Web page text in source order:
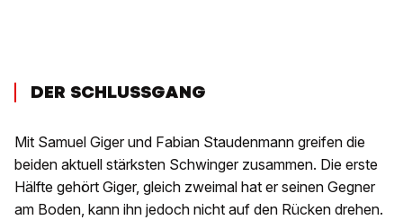
DER SCHLUSSGANG
Mit Samuel Giger und Fabian Staudenmann greifen die
beiden aktuell stärksten Schwinger zusammen. Die erste
Hälfte gehört Giger, gleich zweimal hat er seinen Gegner
am Boden, kann ihn jedoch nicht auf den Rücken drehen.